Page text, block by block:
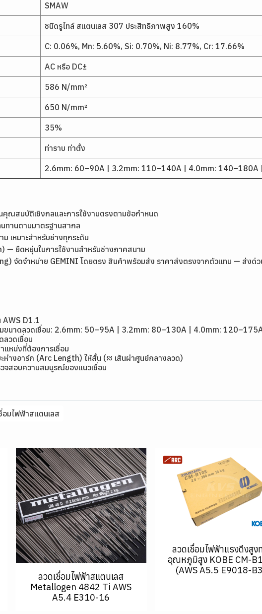
SMAW
ชนิดรูไทล์ สแตนเลส 307 ประสิทธิภาพสูง 160%
C: 0.06%, Mn: 5.60%, Si: 0.70%, Ni: 8.77%, Cr: 17.66%
AC หรือ DC±
586 N/mm²
650 N/mm²
35%
ท่าราบ ท่าตั้ง
2.6mm: 60–90A | 3.2mm: 110–140A | 4.0mm: 140–180A
ณสมบัติเชิงกลและการใช้งานตรงตามข้อกำหนด
ทานตามมาตรฐานสากล
เหมาะสำหรับช่างทุกระดับ
— ยืดหยุ่นในการใช้งานสำหรับช่างภาคสนาม
จัดจำหน่าย GEMINI โดยตรง สินค้าพร้อมส่ง ราคาส่งตรงจากตัวแทน — ส่งด่ว
AWS D1.1
ขนาดลวดเชื่อม: 2.6mm: 50–95A | 3.2mm: 80–130A | 4.0mm:
ลวดเชื่อม
หน่งที่ต้องการเชื่อม
ะห่างอาร์ก (Arc Length) ให้สั้น (≈ เส้นผ่าศูนย์กลางลวด)
จสอบความสมบูรณ์ของแนวเชื่อม
อมไฟฟ้าสแตนเลส
ลวดเชื่อมไฟฟ้าสแตนเลส
Metallogen 4842 Ti AWS
A5.4 E310-16
ลวดเชื่อมไฟฟ้าแรงดึงสูง
อุณหภูมิสูง KOBE CM-
(AWS A5.5 E9018-